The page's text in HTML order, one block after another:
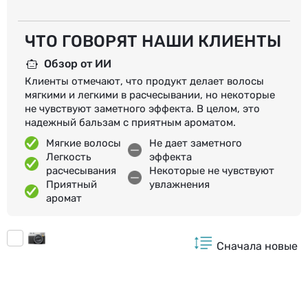
ЧТО ГОВОРЯТ НАШИ КЛИЕНТЫ
Обзор от ИИ
Клиенты отмечают, что продукт делает волосы
мягкими и легкими в расчесывании, но некоторые
не чувствуют заметного эффекта. В целом, это
надежный бальзам с приятным ароматом.
Мягкие волосы
Легкость
расчесывания
Приятный
аромат
Не дает заметного
эффекта
Некоторые не чувствуют
увлажнения
Сначала новые